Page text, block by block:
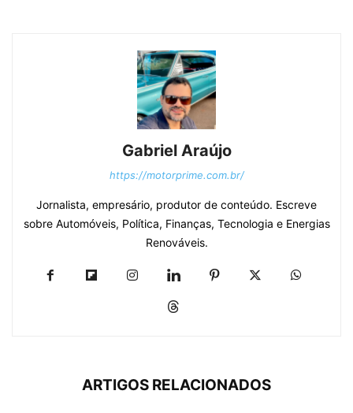
Gabriel Araújo
https://motorprime.com.br/
Jornalista, empresário, produtor de conteúdo. Escreve
sobre Automóveis, Política, Finanças, Tecnologia e Energias
Renováveis.
ARTIGOS RELACIONADOS